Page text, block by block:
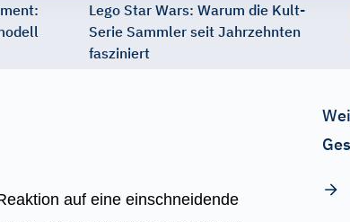
Lego Star Wars: Warum die Kult-
Serie Sammler seit Jahrzehnten
fasziniert
auf eine einschneidende